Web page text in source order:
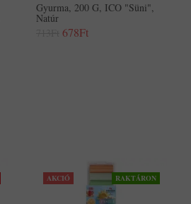
Gyurma, 200 G, ICO "Süni",
Natúr
678Ft
AKCIÓ RAKTÁRON